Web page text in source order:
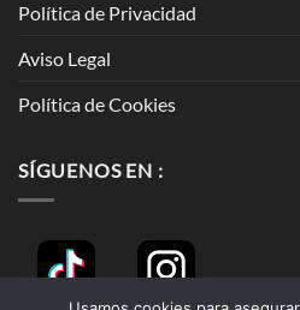
Política de Privacidad
Aviso Legal
Política de Cookies
SÍGUENOS EN :